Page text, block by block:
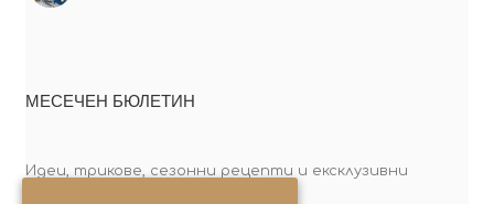
МЕСЕЧЕН БЮЛЕТИН
Идеи, трикове, сезонни рецепти и ексклузивни